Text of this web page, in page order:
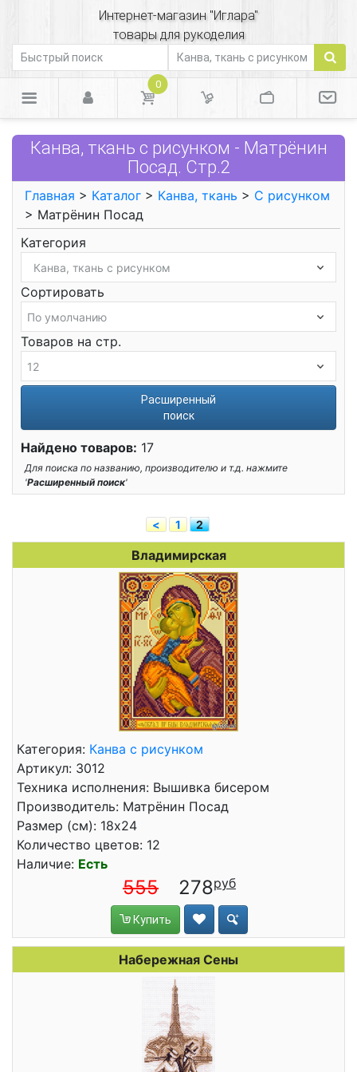
Интернет-магазин "Иглара"
товары для рукоделия
0
Канва, ткань с рисунком - Матрёнин
Посад. Стр.2
Главная > Каталог > Канва, ткань > С рисунком
> Матрёнин Посад
Категория
Сортировать
Товаров на стр.
Расширенный
поиск
Найдено товаров: 17
Для поиска по названию, производителю и т.д. нажмите
'Расширенный поиск'
< 1 2
Владимирская
Категория: Канва с рисунком
Артикул: 3012
Техника исполнения: Вышивка бисером
Производитель: Матрёнин Посад
Размер (см): 18x24
Количество цветов: 12
Наличие: Есть
555 278
Купить
Набережная Сены